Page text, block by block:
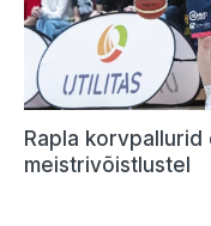
Rapla korvpallurid
meistrivõistlustel